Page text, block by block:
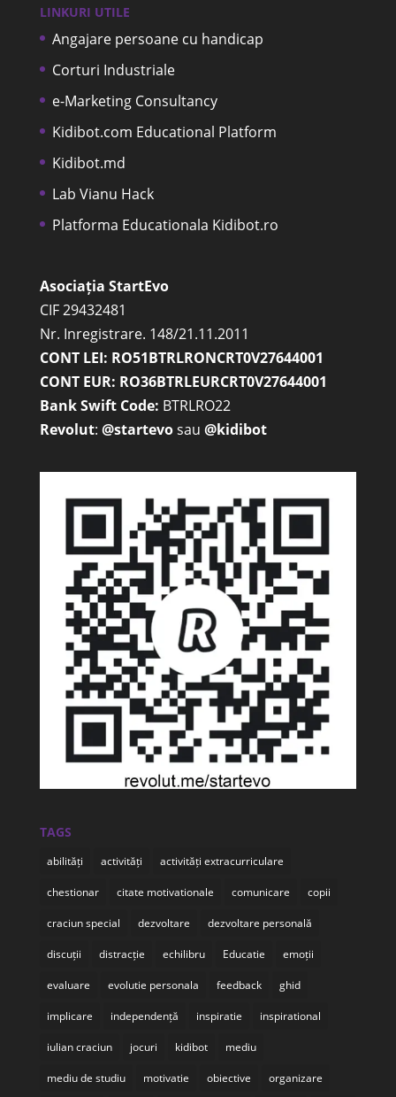
LINKURI UTILE
Angajare persoane cu handicap
Corturi Industriale
e-Marketing Consultancy
Kidibot.com Educational Platform
Kidibot.md
Lab Vianu Hack
Platforma Educationala Kidibot.ro
Asociația StartEvo
CIF 29432481
Nr. Inregistrare. 148/21.11.2011
CONT LEI: RO51BTRLRONCRT0V27644001
CONT EUR: RO36BTRLEURCRT0V27644001
Bank Swift Code: BTRLRO22
Revolut: @startevosau @kidibot
TAGS
abilități activități activități extracurriculare
chestionar citate motivationale comunicare copii
craciun special dezvoltare dezvoltare personală
discuții distracție echilibru Educatie emoții
evaluare evolutie personala feedback ghid
implicare independență inspiratie inspirational
iulian craciun jocuri kidibot mediu
mediu de studiu motivatie obiective organizare